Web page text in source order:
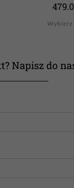
Wybierz
Napisz do